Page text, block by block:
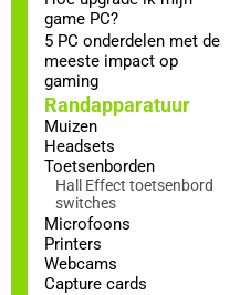
game PC?
5 PC onderdelen met de
meeste impact op
gaming
Randapparatuur
Muizen
Headsets
Toetsenborden
Hall Effect toetsenbord
switches
Microfoons
Printers
Webcams
Capture cards